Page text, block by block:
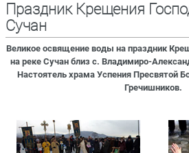
Праздник Крещения
Сучан
Великое освящение воды на праздник
на реке Сучан близ с. Владимиро-
Настоятель храма Успения Пресвятой
Гречишников.